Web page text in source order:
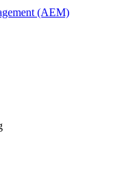
(AEM)